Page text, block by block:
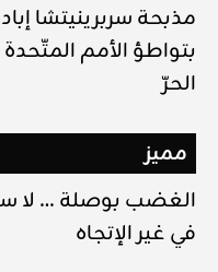
مذبحة سربرينيتشا
بتواطؤ الأمم
الحرّ
مميز
الغضب بوصلة … لا
في غير الإتجاه